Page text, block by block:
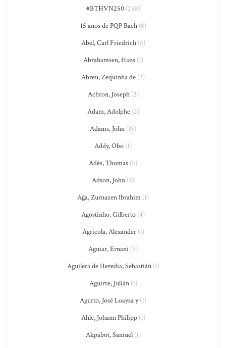
#BTHVN250(258)
15 anos de PQP Bach(8)
Abel, Carl Friedrich(5)
Abrahamsen, Hans(1)
Abreu, Zequinha de (2)
Achron, Joseph(2)
Adam, Adolphe(2)
Adams, John (15)
Addy, Obo (1)
Adès, Thomas (5)
Adson, John (2)
Ağa, Zurnazen Ibrahim (1)
Agostinho, Gilberto (4)
Agricola, Alexander(1)
Aguiar, Ernani (5)
Aguilera de Heredia, Sebastián(1)
Aguirre, Julián(1)
Agurto, José Loaysa y(1)
Ahle, Johann Philipp(1)
Akpabot, Samuel(1)